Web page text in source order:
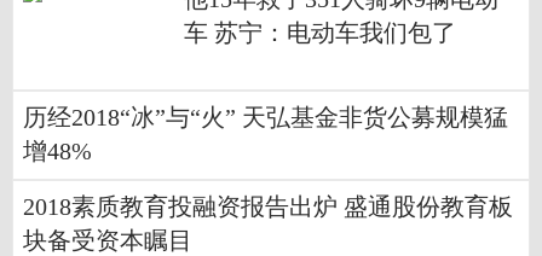
车 苏宁：电动车我们包了
历经2018“冰”与“火” 天弘基金非货公募规模猛
增48%
2018素质教育投融资报告出炉 盛通股份教育板
块备受资本瞩目